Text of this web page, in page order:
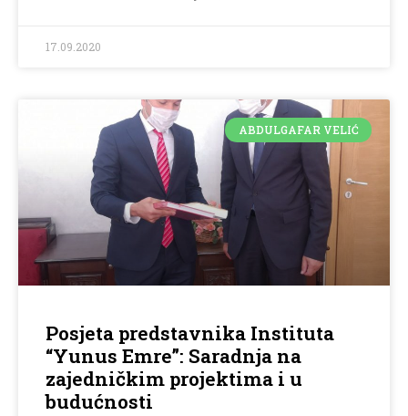
17.09.2020
ABDULGAFAR VELIĆ
Posjeta predstavnika Instituta
“Yunus Emre”: Saradnja na
zajedničkim projektima i u
budućnosti